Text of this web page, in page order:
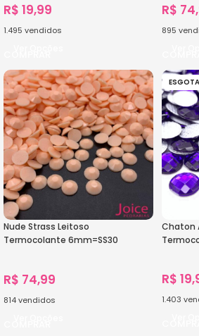
R$ 19,99
1.495 vendidos
R$
895
Nude Strass Leitoso
Termocolante 6mm=SS30
R$ 74,99
814vendidos
Chaton
R$
1.403